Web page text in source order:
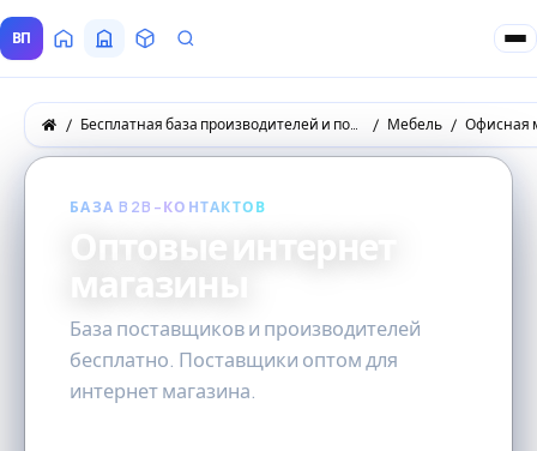
ВП ГлавнаяВсе Поставщики
ТоварыЗапросы покупателей
Бесплатная база производителей и поставщиков товаров оптом Мебель Офисная
БАЗА B2B-КОНТАКТОВ
Оптовые интернет
магазины
База поставщиков и производителей
бесплатно. Поставщики оптом для
интернет магазина.